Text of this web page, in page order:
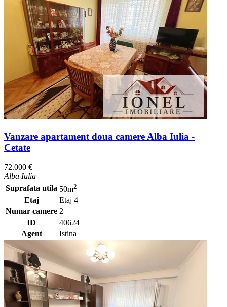
Vanzare apartament doua camere Alba Iulia -
Cetate
72.000 €
Alba Iulia
Suprafata utila 50m2
Etaj
Etaj 4
Numar camere 2
ID
40624
Agent
Istina